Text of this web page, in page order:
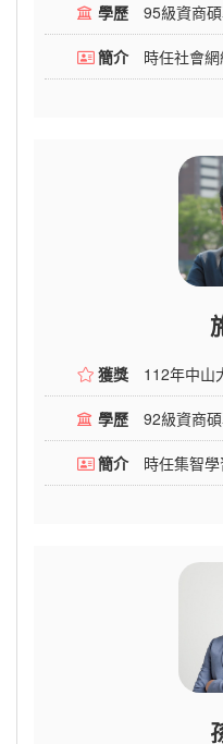
學歷 95級資商
簡介 時任社會
獲獎 112年中山
學歷 92級資商
簡介 時任集智